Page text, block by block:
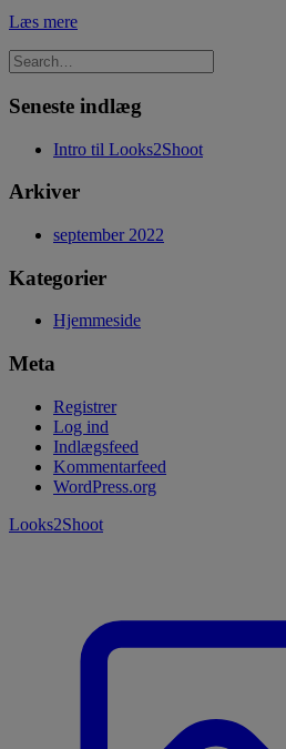
Læs mere
Seneste indlæg
Intro til Looks2Shoot
Arkiver
september 2022
Kategorier
Hjemmeside
Meta
Registrer
Log ind
Indlægsfeed
Kommentarfeed
WordPress.org
Looks2Shoot